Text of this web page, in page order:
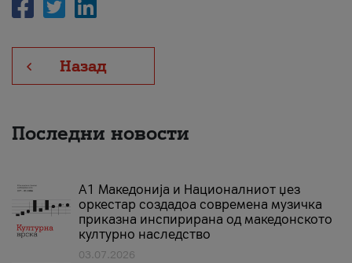
Назад
Последни новости
А1 Македонија и Националниот џез
оркестар создадоа современа музичка
приказна инспирирана од македонското
културно наследство
03.07.2026